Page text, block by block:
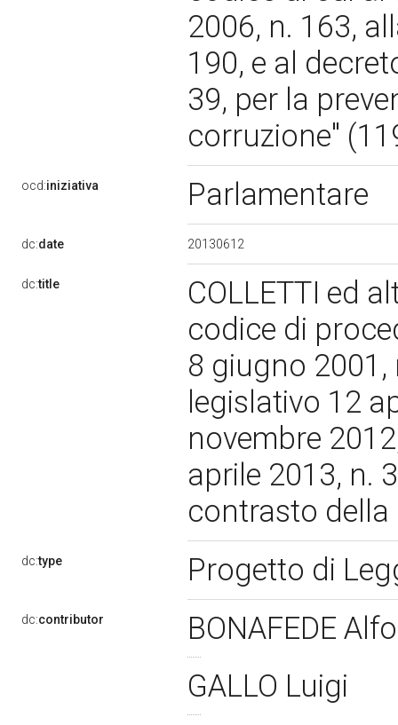
2006, n. 163,
190, e al
39, per la
corruzione"
ocd:iniziativa Parlamentare
dc:date 20130612
dc:title
COLLETTI ed
codice di
8 giugno 2001,
legislativo 12
novembre
aprile 2013, n.
contrasto
dc:type Progetto di
dc:contributor
BONAFEDE
GALLO Luigi